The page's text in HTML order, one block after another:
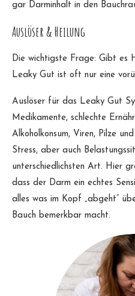
gar Darminhalt in den
Auslöser & Heilung
Die wichtigste Frage: Gibt es
Leaky Gut ist oft nur eine
Auslöser für das Leaky Gut
Medikamente, schlechte
Alkoholkonsum, Viren, Pilze
Stress, aber auch
unterschiedlichsten Art. Hier
dass der Darm ein echtes
alles was im Kopf „abgeht“
Bauch bemerkbar macht.